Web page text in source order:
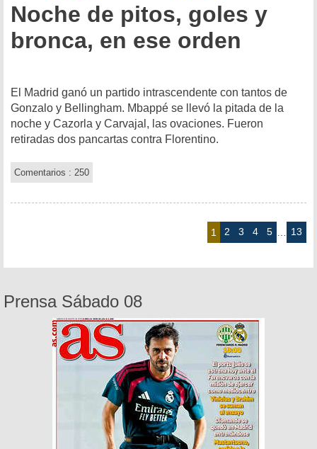
Noche de pitos, goles y
bronca, en ese orden
El Madrid ganó un partido intrascendente con tantos de
Gonzalo y Bellingham. Mbappé se llevó la pitada de la
noche y Cazorla y Carvajal, las ovaciones. Fueron
retiradas dos pancartas contra Florentino.
Comentarios : 250
1 2 3 4 5 13
Prensa Sábado 08